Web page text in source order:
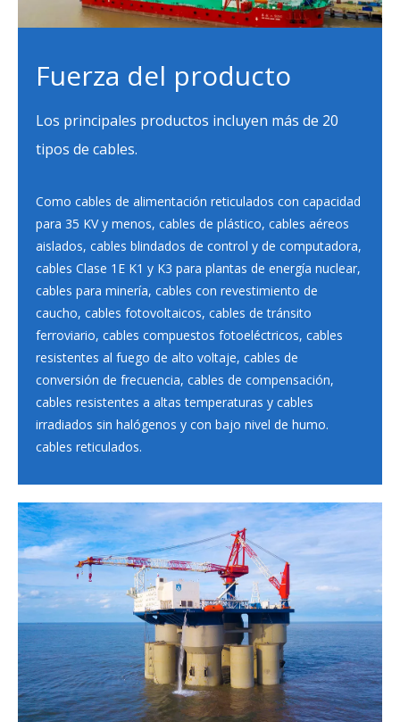
Fuerza del producto
Los principales productos incluyen más de 20
tipos de cables.
Como cables de alimentación reticulados con capacidad
para 35 KV y menos, cables de plástico, cables aéreos
aislados, cables blindados de control y de computadora,
cables Clase 1E K1 y K3 para plantas de energía nuclear,
cables para minería, cables con revestimiento de
caucho, cables fotovoltaicos, cables de tránsito
ferroviario, cables compuestos fotoeléctricos, cables
resistentes al fuego de alto voltaje, cables de
conversión de frecuencia, cables de compensación,
cables resistentes a altas temperaturas y cables
irradiados sin halógenos y con bajo nivel de humo.
cables reticulados.